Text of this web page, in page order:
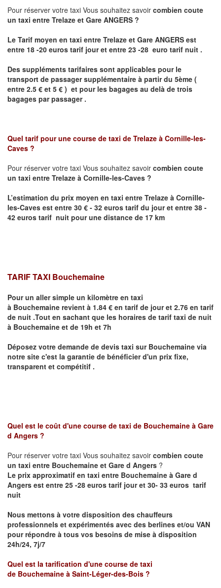
Pour réserver votre taxi Vous souhaitez savoir combien coute
un taxi entre Trelaze et Gare ANGERS ?
Le Tarif moyen en taxi entre Trelaze et Gare ANGERS est
entre 18 -20 euros tarif jour et entre 23 -28 euro tarif nuit .
Des suppléments tarifaires sont applicables pour le
transport de passager supplémentaire à partir du 5ème (
entre 2.5 € et 5 € ) et pour les bagages au delà de trois
bagages par passager .
Quel tarif pour une course de taxi de Trelaze à Cornille-les-
Caves ?
Pour réserver votre taxi Vous souhaitez savoir combien coute
un taxi entre Trelaze à Cornille-les-Caves ?
L’estimation du prix moyen en taxi entre Trelaze à Cornille-
les-Caves est entre 30 € - 32 euros tarif du jour et entre 38 -
42 euros tarif nuit pour une distance de 17 km
TARIF TAXI Bouchemaine
Pour un aller simple un kilomètre en taxi
à Bouchemaine revient à 1.84 € en tarif de jour et 2.76 en tarif
de nuit .Tout en sachant que les horaires de tarif taxi de nuit
à Bouchemaine et de 19h et 7h
Déposez votre demande de devis taxi sur Bouchemaine via
notre site c'est la garantie de bénéficier d'un prix fixe,
transparent et compétitif .
Quel est le coût d'une course de taxi de Bouchemaine à Gare
d Angers ?
Pour réserver votre taxi Vous souhaitez savoir combien coute
un taxi entre Bouchemaine et Gare d Angers ?
Le prix approximatif en taxi entre Bouchemaine à Gare d
Angers est entre 25 -28 euros tarif jour et 30- 33 euros tarif
nuit
Nous mettons à votre disposition des chauffeurs
professionnels et expérimentés avec des berlines et/ou VAN
pour répondre à tous vos besoins de mise à disposition
24h/24, 7j/7
Quel est la tarification d'une course de taxi
de Bouchemaine à Saint-Léger-des-Bois ?